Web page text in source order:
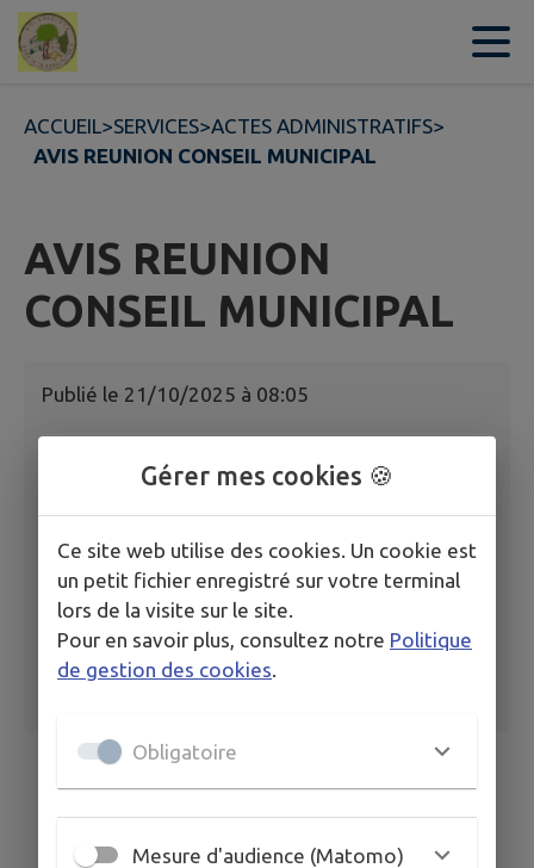
Contenu
ACCUEIL>SERVICES>ACTES ADMINISTRATIFS>
AVIS REUNION CONSEIL MUNICIPAL
AVIS REUNION
CONSEIL MUNICIPAL
Publié le 21/10/2025 à 08:05
AVIS REUNION CONSEIL MUNICIPAL 25
OCTOBRE 2025HGérer mes cookies 🍪
Ce site web utilise des cookies. Un cookie est
un petit fichier enregistré sur votre terminal
lors de la visite sur le site.
Pour en savoir plus, consultez notre Politique
de gestion des cookies.
Obligatoire
Mesure d'audience (Matomo)